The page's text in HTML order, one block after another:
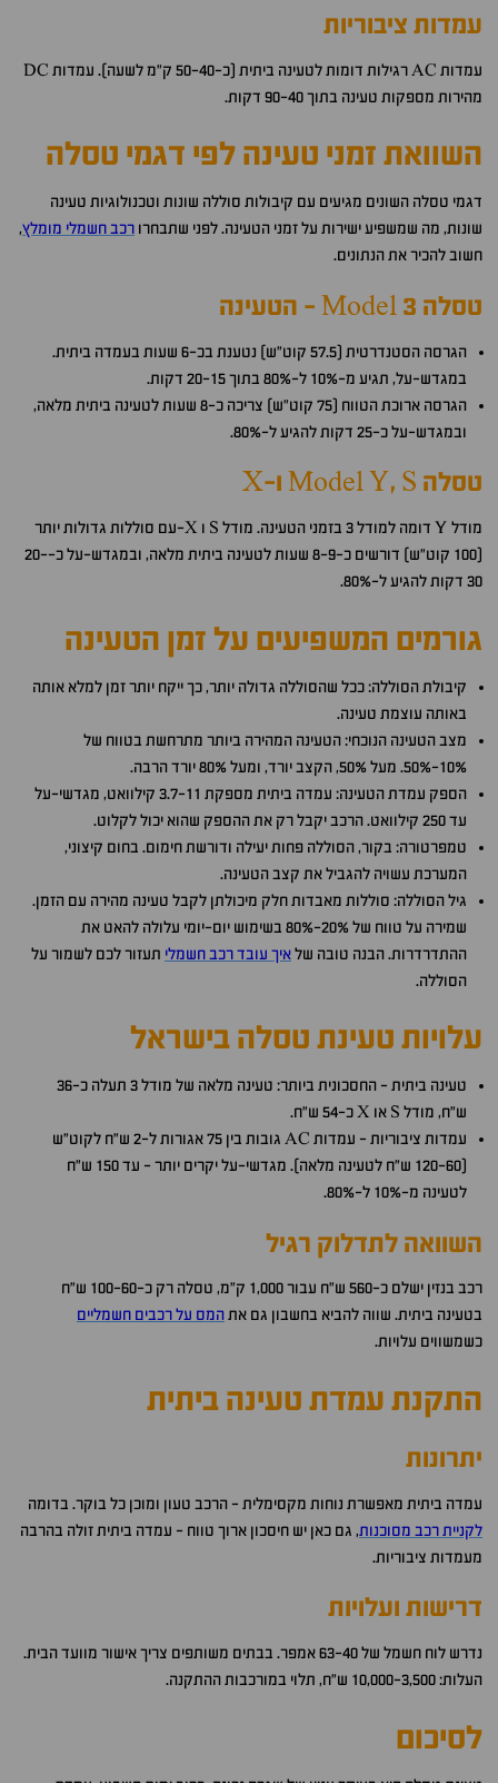
עמדות ציבוריות
עמדות AC רגילות דומות לטעינה ביתית (כ-50-40 ק"מ לשעה). עמדות DC
מהירות מספקות טעינה בתוך 90-40 דקות.
השוואת זמני טעינה לפי דגמי טסלה
דגמי טסלה השונים מגיעים עם קיבולות סוללה שונות וטכנולוגיות טעינה
שונות, מה שמשפיע ישירות על זמני הטעינה. לפני שתבחרו רכב חשמלי מומלץ,
חשוב להכיר את הנתונים.
טסלה Model 3 - הטעינה
הגרסה הסטנדרטית (57.5 קוט"ש) נטענת בכ-6 שעות בעמדה ביתית.
במגדש-על, תגיע מ-10% ל-80% בתוך 20-15 דקות.
הגרסה ארוכת הטווח (75 קוט"ש) צריכה כ-8 שעות לטעינה ביתית מלאה,
ובמגדש-על כ-25 דקות להגיע ל-80%.
טסלה Model Y, S ו-X
מודל Y דומה למודל 3 בזמני הטעינה. מודל S ו X-עם סוללות גדולות יותר
(100 קוט"ש) דורשים כ-8-9 שעות לטעינה ביתית מלאה, ובמגדש-על כ-20-
30 דקות להגיע ל-80%.
גורמים המשפיעים על זמן הטעינה
קיבולת הסוללה: ככל שהסוללה גדולה יותר, כך ייקח יותר זמן למלא אותה
באותה עוצמת טעינה.
מצב הטעינה הנוכחי: הטעינה המהירה ביותר מתרחשת בטווח של
10%-50%. מעל 50%, הקצב יורד, ומעל 80% יורד הרבה.
הספק עמדת הטעינה: עמדה ביתית מספקת 3.7-11 קילוואט, מגדשי-על
עד 250 קילוואט. הרכב יקבל רק את ההספק שהוא יכול לקלוט.
טמפרטורה: בקור, הסוללה פחות יעילה ודורשת חימום. בחום קיצוני,
המערכת עשויה להגביל את קצב הטעינה.
גיל הסוללה: סוללות מאבדות חלק מיכולתן לקבל טעינה מהירה עם הזמן.
שמירה על טווח של 20%-80% בשימוש יום-יומי עלולה להאט את
ההתדרדרות. הבנה טובה שלאיך עובד רכב חשמלי תעזור לכם לשמור על
הסוללה.
עלויות טעינת טסלה בישראל
טעינה ביתית - החסכונית ביותר: טעינה מלאה של מודל 3 תעלה כ-36
ש"ח, מודל S או X כ-54 ש"ח.
עמדות ציבוריות - עמדות AC גובות בין 75 אגורות ל-2 ש"ח לקוט"ש
(120-60 ש"ח לטעינה מלאה). מגדשי-על יקרים יותר - עד 150 ש"ח
לטעינה מ-10% ל-80%.
השוואה לתדלוק רגיל
רכב בנזין ישלם כ-560 ש"ח עבור 1,000 ק"מ, טסלה רק כ-100-60 ש"ח
בטעינה ביתית. שווה להביא בחשבון גם אתהמס על רכבים חשמליים
כשמשווים עלויות.
התקנת עמדת טעינה ביתית
יתרונות
עמדה ביתית מאפשרת נוחות מקסימלית - הרכב טעון ומוכן כל בוקר. בדומה
לקניית רכב מסוכנות, גם כאן יש חיסכון ארוך טווח - עמדה ביתית זולה בהרבה
מעמדות ציבוריות.
דרישות ועלויות
נדרש לוח חשמל של 63-40 אמפר. בבתים משותפים צריך אישור מוועד הבית.
העלות: 10,000-3,500 ש"ח, תלוי במורכבות ההתקנה.
לסיכום